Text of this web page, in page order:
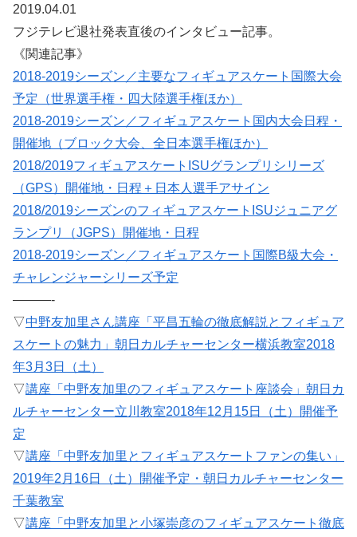
2019.04.01
フジテレビ退社発表直後のインタビュー記事。
《関連記事》
2018-2019シーズン／主要なフィギュアスケート国際大会
予定（世界選手権・四大陸選手権ほか）
2018-2019シーズン／フィギュアスケート国内大会日程・
開催地（ブロック大会、全日本選手権ほか）
2018/2019フィギュアスケートISUグランプリシリーズ
（GPS）開催地・日程＋日本人選手アサイン
2018/2019シーズンのフィギュアスケートISUジュニアグ
ランプリ（JGPS）開催地・日程
2018-2019シーズン／フィギュアスケート国際B級大会・
チャレンジャーシリーズ予定
———-
▽中野友加里さん講座「平昌五輪の徹底解説とフィギュア
スケートの魅力」朝日カルチャーセンター横浜教室2018
年3月3日（土）
▽講座「中野友加里のフィギュアスケート座談会」朝日カ
ルチャーセンター立川教室2018年12月15日（土）開催予
定
▽講座「中野友加里とフィギュアスケートファンの集い」
2019年2月16日（土）開催予定・朝日カルチャーセンター
千葉教室
▽講座「中野友加里と小塚崇彦のフィギュアスケート徹底